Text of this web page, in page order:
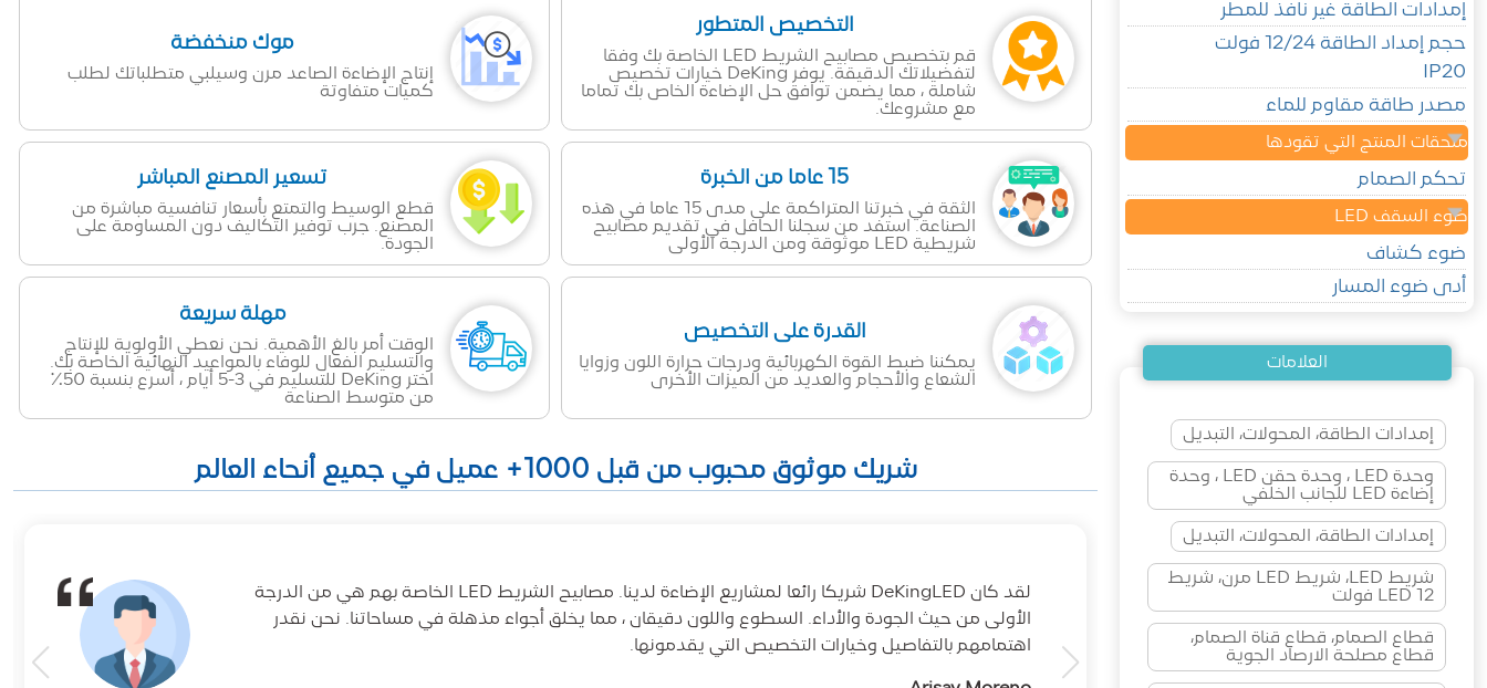
إمدادات الطاقة غير نافذ للمطر
حجم إمداد الطاقة 12/24 فولت
IP20
مصدر طاقة مقاوم للماء
ملحقات المنتج التي تقودها
تحكم الصمام
ضوء السقف LED
ضوء كشاف
أدى ضوء المسار
العلامات
إمدادات الطاقة، المحولات، التبديل
وحدة LED ، وحدة حقن LED ، وحدة
إضاءة LED للجانب الخلفي
إمدادات الطاقة، المحولات، التبديل
شريط LED، شريط LED مرن، شريط
LED 12 فولت
قطاع الصمام، قطاع قناة الصمام،
قطاع مصلحة الارصاد الجوية
التخصيص المتطور
قم بتخصيص مصابيح الشريط LED الخاصة بك وفقا
لتفضيلاتك الدقيقة. يوفر DeKing خيارات تخصيص
شاملة ، مما يضمن توافق حل الإضاءة الخاص بك تماما
مع مشروعك.
موك منخفضة
إنتاج الإضاءة الصاعد مرن وسيلبي متطلباتك لطلب
كميات متفاوتة
15 عاما من الخبرة
الثقة في خبرتنا المتراكمة على مدى 15 عاما في هذه
الصناعة. استفد من سجلنا الحافل في تقديم مصابيح
شريطية LED موثوقة ومن الدرجة الأولى
تسعير المصنع المباشر
قطع الوسيط والتمتع بأسعار تنافسية مباشرة من
المصنع. جرب توفير التكاليف دون المساومة على
الجودة.
القدرة على التخصيص
يمكننا ضبط القوة الكهربائية ودرجات حرارة اللون وزوايا
الشعاع والأحجام والعديد من الميزات الأخرى
مهلة سريعة
الوقت أمر بالغ الأهمية. نحن نعطي الأولوية للإنتاج
والتسليم الفعال للوفاء بالمواعيد النهائية الخاصة بك.
اختر DeKing للتسليم في 3-5 أيام ، أسرع بنسبة 50٪
من متوسط الصناعة
شريك موثوق محبوب من قبل 1000+ عميل في جميع أنحاء العالم
لقد كان DeKingLED شريكا رائعا لمشاريع الإضاءة لدينا. مصابيح الشريط LED الخاصة بهم هي من الدرجة
الأولى من حيث الجودة والأداء. السطوع واللون دقيقان ، مما يخلق أجواء مذهلة في مساحاتنا. نحن نقدر
اهتمامهم بالتفاصيل وخيارات التخصيص التي يقدمونها.